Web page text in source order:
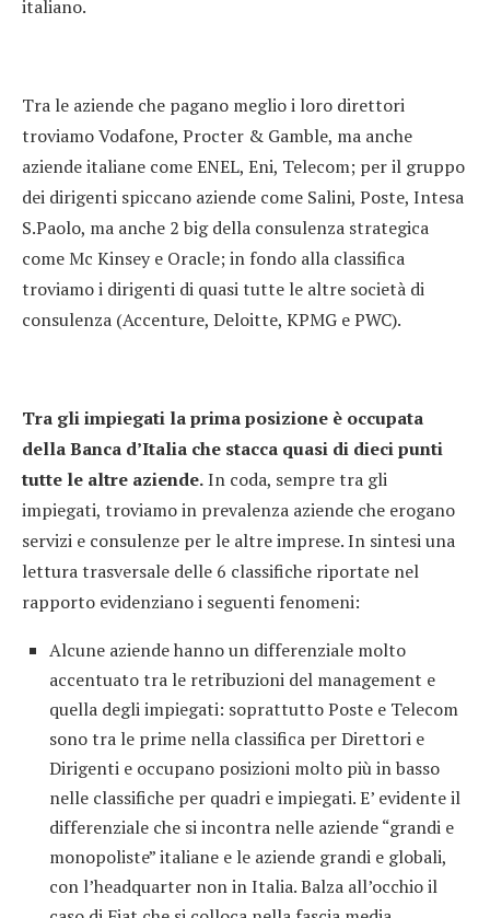
italiano.
Tra le aziende che pagano meglio i loro direttori
troviamo Vodafone, Procter & Gamble, ma anche
aziende italiane come ENEL, Eni, Telecom; per il gruppo
dei dirigenti spiccano aziende come Salini, Poste, Intesa
S.Paolo, ma anche 2 big della consulenza strategica
come Mc Kinsey e Oracle; in fondo alla classifica
troviamo i dirigenti di quasi tutte le altre società di
consulenza (Accenture, Deloitte, KPMG e PWC).
Tra gli impiegati la prima posizione è occupata
della Banca d’Italia che stacca quasi di dieci punti
tutte le altre aziende.In coda, sempre tra gli
impiegati, troviamo in prevalenza aziende che erogano
servizi e consulenze per le altre imprese. In sintesi una
lettura trasversale delle 6 classifiche riportate nel
rapporto evidenziano i seguenti fenomeni:
Alcune aziende hanno un differenziale molto
accentuato tra le retribuzioni del management e
quella degli impiegati: soprattutto Poste e Telecom
sono tra le prime nella classifica per Direttori e
Dirigenti e occupano posizioni molto più in basso
nelle classifiche per quadri e impiegati. E’ evidente il
differenziale che si incontra nelle aziende “grandi e
monopoliste” italiane e le aziende grandi e globali,
con l’headquarter non in Italia. Balza all’occhio il